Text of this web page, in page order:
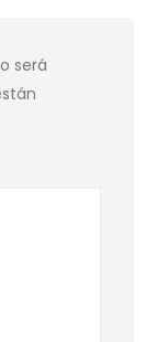
será